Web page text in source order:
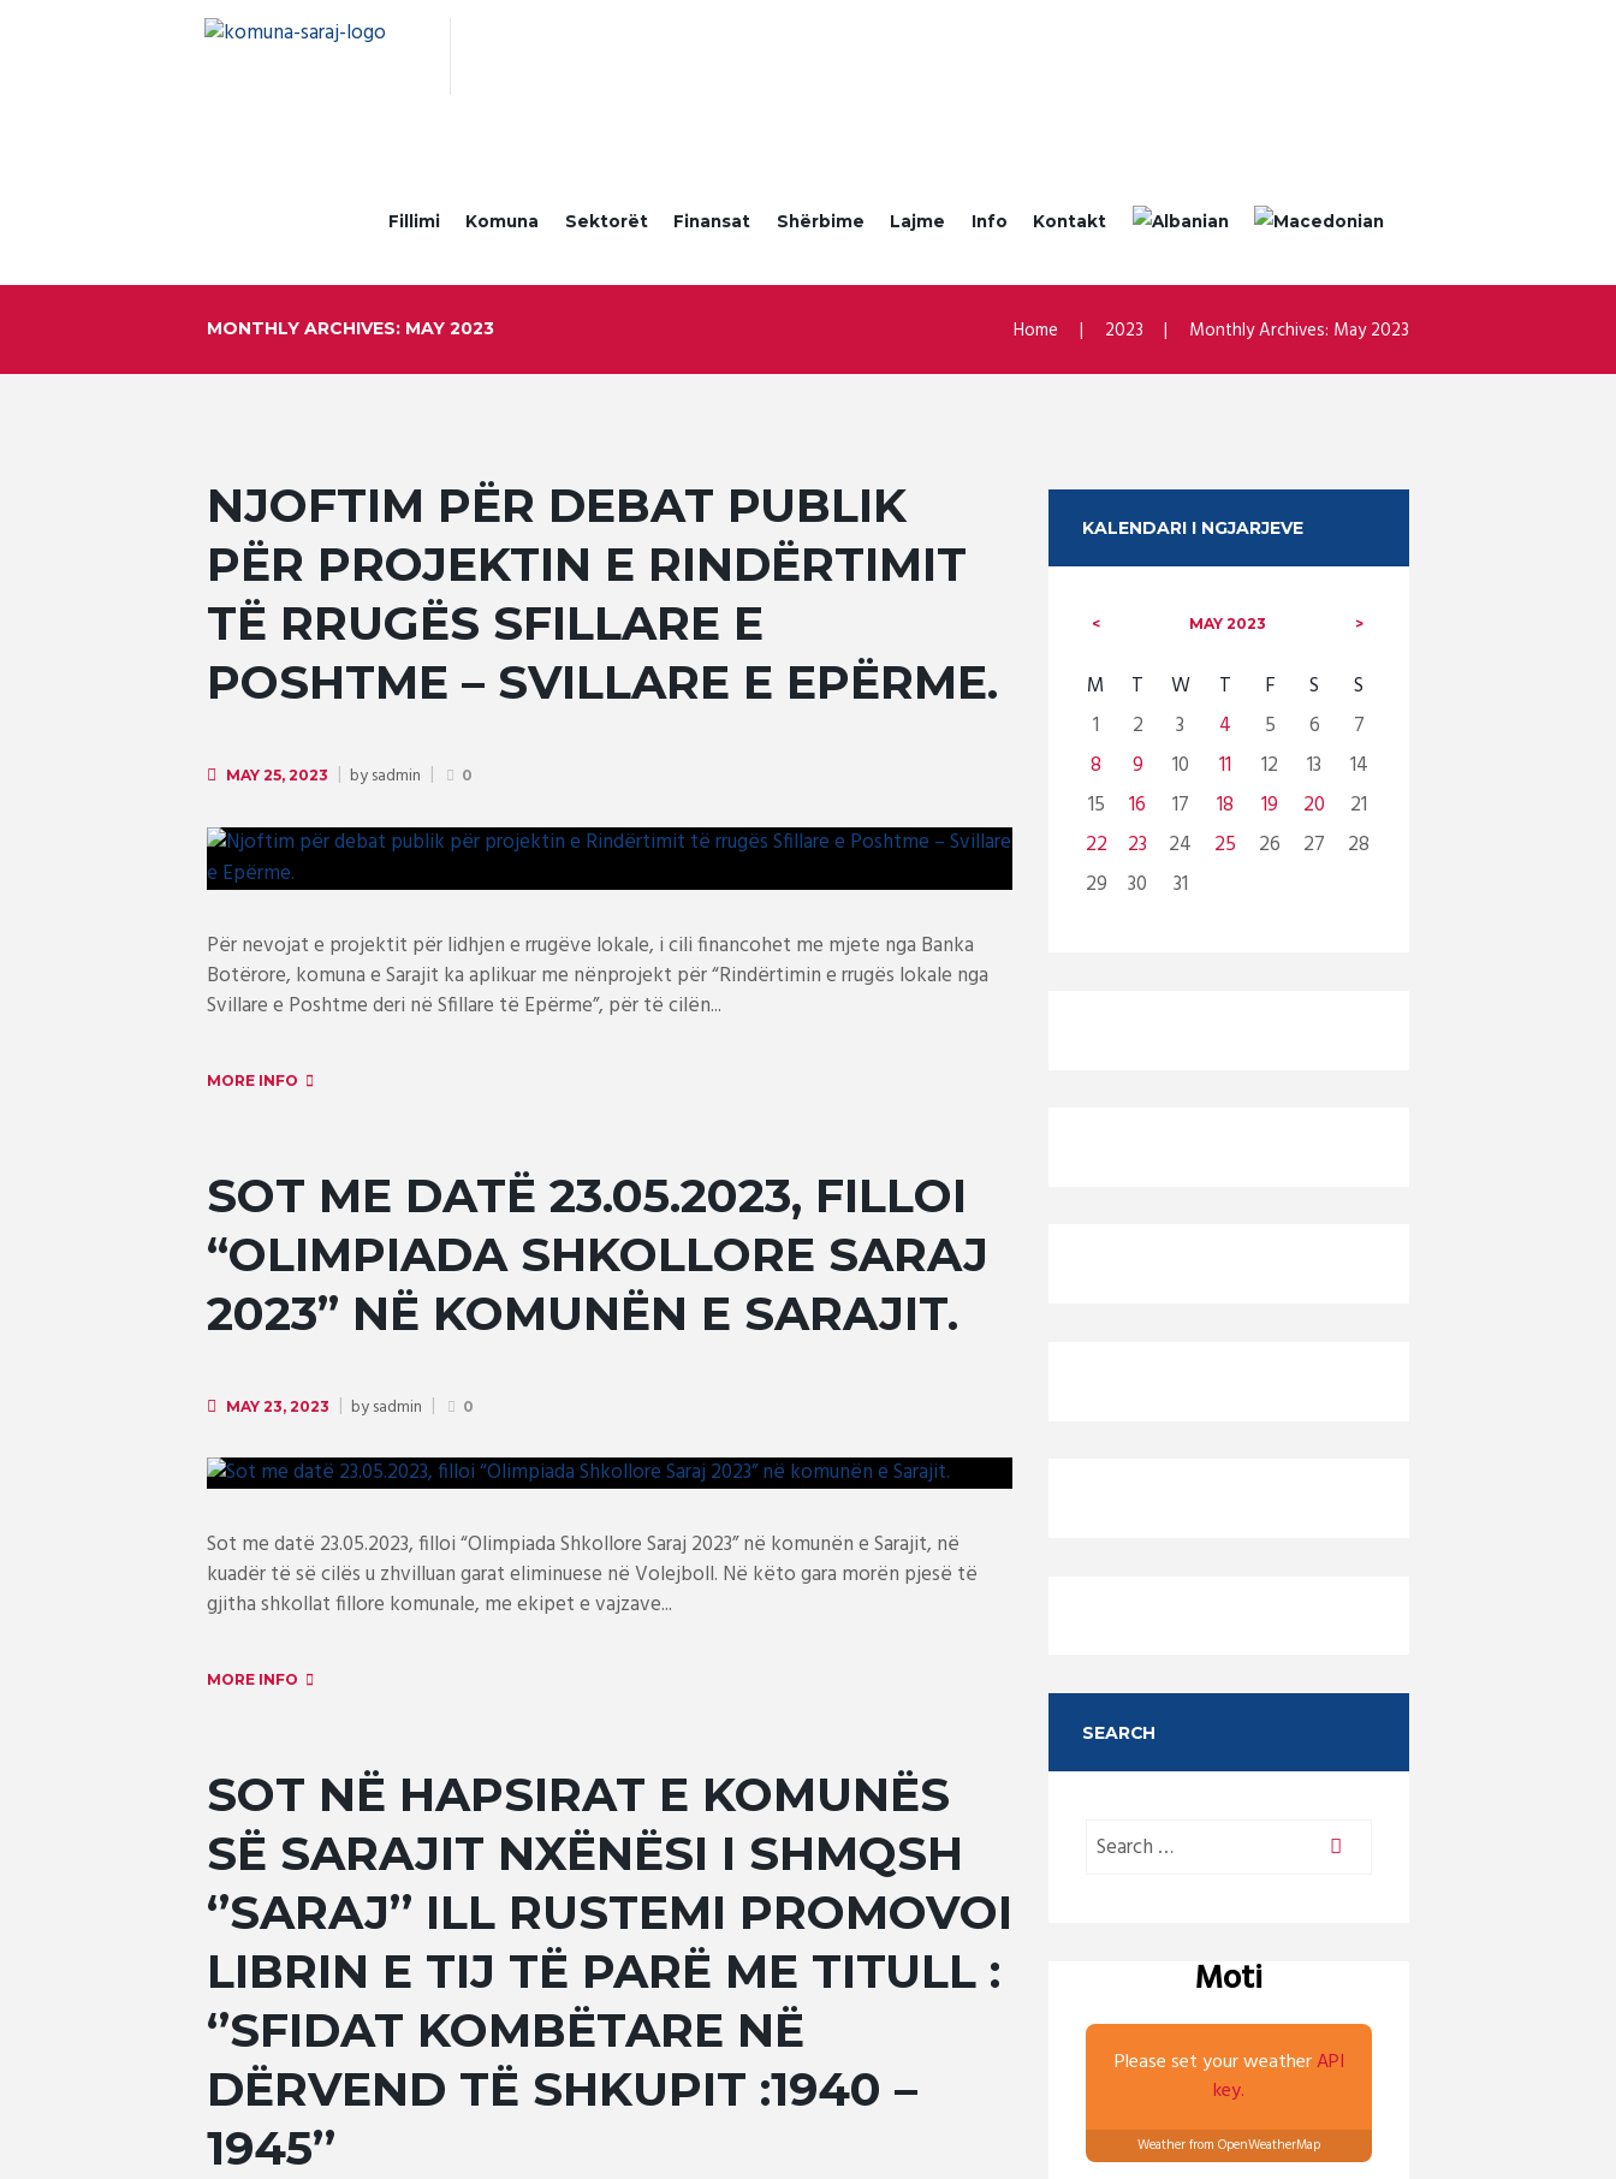
Fillimi Komuna Sektorët Finansat Shërbime Lajme Info Kontakt
MONTHLY ARCHIVES: MAY 2023 Home 2023 Monthly Archives: May 2023
NJOFTIM PËR DEBAT PUBLIK
PËR PROJEKTIN E RINDËRTIMIT
TË RRUGËS SFILLARE E
POSHTME – SVILLARE E EPËRME.
MAY 25, 2023 bysadmin 0
Për nevojat e projektit për lidhjen e rrugëve lokale, i cili financohet me mjete nga Banka
Botërore, komuna e Sarajit ka aplikuar me nënprojekt për “Rindërtimin e rrugës lokale nga
Svillare e Poshtme deri në Sfillare të Epërme”, për të cilën...
MORE INFO
SOT ME DATË 23.05.2023, FILLOI
“OLIMPIADA SHKOLLORE SARAJ
2023” NË KOMUNËN E SARAJIT.
MAY 23, 2023 bysadmin 0
Sot me datë 23.05.2023, filloi “Olimpiada Shkollore Saraj 2023” në komunën e Sarajit, në
kuadër të së cilës u zhvilluan garat eliminuese në Volejboll. Në këto gara morën pjesë të
gjitha shkollat fillore komunale, me ekipet e vajzave...
MORE INFO
SOT NË HAPSIRAT E KOMUNËS
SË SARAJIT NXËNËSI I SHMQSH
‘’SARAJ’’ ILL RUSTEMI PROMOVOI
LIBRIN E TIJ TË PARË ME TITULL :
‘’SFIDAT KOMBËTARE NË
DËRVEND TË SHKUPIT :1940 –
1945’’
KALENDARI I NGJARJEVE
MAY 2023
M T W T F S
S
1
2 3 4 5 6
7
8
9 10 11 12 13
14
15
16 17 18 19 20
21
22
23 24 25 26 27
28
29
30 31
SEARCH
Moti
Please set your weatherAPI
key.
Weather from OpenWeatherMap